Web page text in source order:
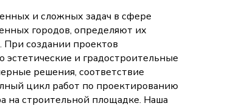
и сложных задач в сфере
городов, определяют их
При создании проектов
и градостроительные
решения, соответствие
цикл работ по проектированию
на строительной площадке. Наша